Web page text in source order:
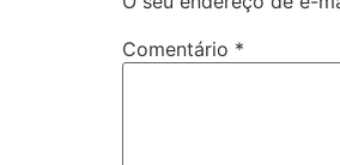
Comentário *